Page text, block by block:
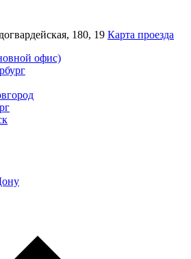
180, 19 Карта проезда
офис)